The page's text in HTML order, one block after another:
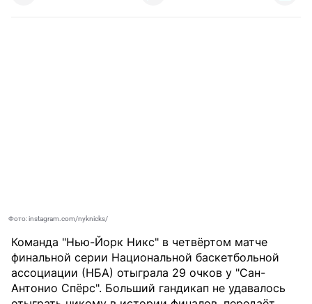
Фото: instagram.com/nyknicks/
Команда "Нью-Йорк Никс" в четвёртом матче
финальной серии Национальной баскетбольной
ассоциации (НБА) отыграла 29 очков у "Сан-
Антонио Спёрс". Больший гандикап не удавалось